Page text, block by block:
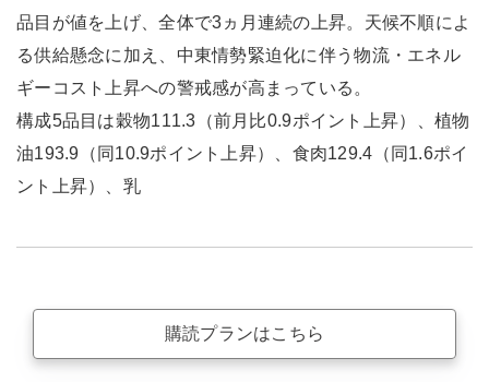
品目が値を上げ、全体で3ヵ月連続の上昇。天候不順によ
る供給懸念に加え、中東情勢緊迫化に伴う物流・エネル
ギーコスト上昇への警戒感が高まっている。
構成5品目は穀物111.3（前月比0.9ポイント上昇）、植物
油193.9（同10.9ポイント上昇）、食肉129.4（同1.6ポイ
ント上昇）、乳
購読プランはこちら